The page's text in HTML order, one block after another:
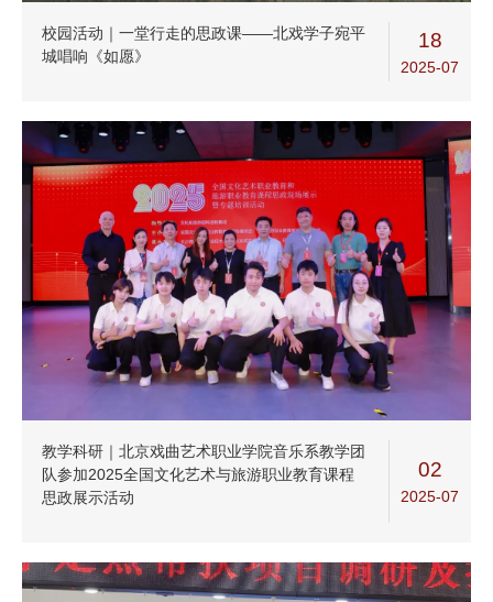
校园活动｜一堂行走的思政课——北戏学子宛平
城唱响《如愿》
18
2025-07
教学科研｜北京戏曲艺术职业学院音乐系教学团
队参加2025全国文化艺术与旅游职业教育课程
思政展示活动
02
2025-07